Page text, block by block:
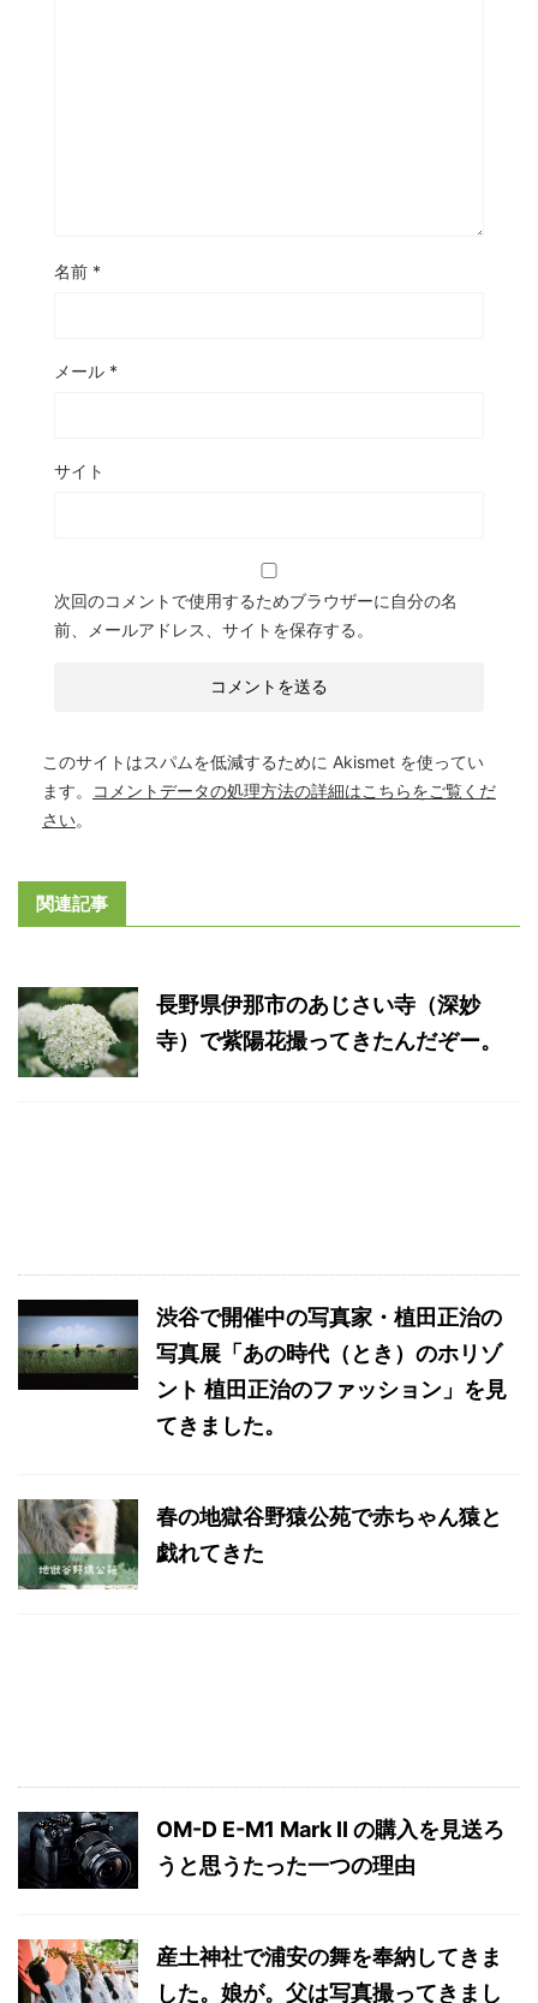
名前 *
メール *
サイト
次回のコメントで使用するためブラウザーに自分の名
前、メールアドレス、サイトを保存する。
このサイトはスパムを低減するために Akismet を使ってい
ます。
コメントデータの処理方法の詳細はこちらをご覧くだ
さい。
関連記事
長野県伊那市のあじさい寺（深妙
寺）で紫陽花撮ってきたんだぞー。
渋谷で開催中の写真家・植田正治の
写真展「あの時代（とき）のホリゾ
ント 植田正治のファッション」を見
てきました。
春の地獄谷野猿公苑で赤ちゃん猿と
戯れてきた
OM-D E-M1 Mark II の購入を見送ろ
うと思うたった一つの理由
産土神社で浦安の舞を奉納してきま
した。娘が。父は写真撮ってきまし